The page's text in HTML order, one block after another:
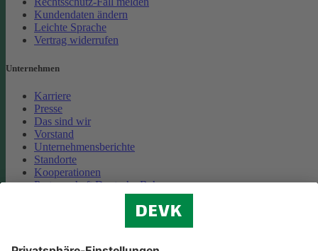
Kundendaten ändern
Leichte Sprache
Vertrag widerrufen
Unternehmen
Karriere
Presse
Das sind wir
Vorstand
Unternehmensberichte
Standorte
Kooperationen
Partnerschaft Deutsche Bahn